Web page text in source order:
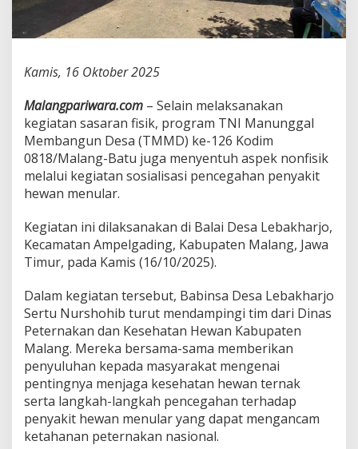
i
a
l
s
a
i
P
e
n
c
e
h
a
n
P
n
y
a
k
i
t
H
e
a
n
Kamis, 16 Oktober 2025
Malangpariwara.com – Selain melaksanakan
kegiatan sasaran fisik, program TNI Manunggal
Membangun Desa (TMMD) ke-126 Kodim
0818/Malang-Batu juga menyentuh aspek nonfisik
melalui kegiatan sosialisasi pencegahan penyakit
hewan menular.
Kegiatan ini dilaksanakan di Balai Desa Lebakharjo,
Kecamatan Ampelgading, Kabupaten Malang, Jawa
Timur, pada Kamis (16/10/2025).
Dalam kegiatan tersebut, Babinsa Desa Lebakharjo
Sertu Nurshohib turut mendampingi tim dari Dinas
Peternakan dan Kesehatan Hewan Kabupaten
Malang. Mereka bersama-sama memberikan
penyuluhan kepada masyarakat mengenai
pentingnya menjaga kesehatan hewan ternak
serta langkah-langkah pencegahan terhadap
penyakit hewan menular yang dapat mengancam
ketahanan peternakan nasional.